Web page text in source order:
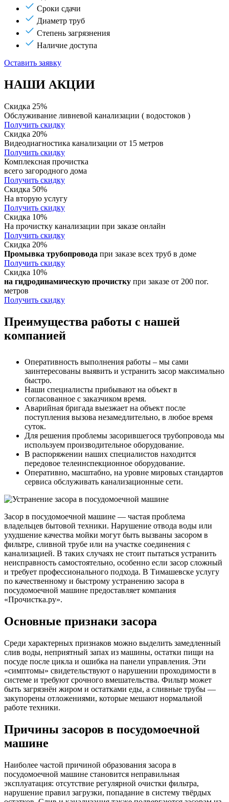
Сроки сдачи
Диаметр труб
Степень загрязнения
Наличие доступа
Оставить заявку
НАШИ АКЦИИ
Скидка 25%
Обслуживание ливневой канализации ( водостоков )
Получить скидку
Скидка 20%
Видеодиагностика канализации от 15 метров
Получить скидку
Комплексная прочистка
всего загородного дома
Получить скидку
Скидка 50%
На вторую услугу
Получить скидку
Скидка 10%
На прочистку канализации при заказе онлайн
Получить скидку
Скидка 20%
Промывка трубопровода при заказе всех труб в доме
Получить скидку
Скидка 10%
на гидродинамическую прочистку при заказе от 200 пог.
метров
Получить скидку
Преимущества работы с нашей
компанией
Оперативность выполнения работы – мы сами
заинтересованы выявить и устранить засор максимально
быстро.
Наши специалисты прибывают на объект в
согласованное с заказчиком время.
Аварийная бригада выезжает на объект после
поступления вызова незамедлительно, в любое время
суток.
Для решения проблемы засорившегося трубопровода мы
используем производительное оборудование.
В распоряжении наших специалистов находится
передовое телеинспекционное оборудование.
Оперативно, масштабно, на уровне мировых стандартов
сервиса обслуживать канализационные сети.
Засор в посудомоечной машине — частая проблема
владельцев бытовой техники. Нарушение отвода воды или
ухудшение качества мойки могут быть вызваны засором в
фильтре, сливной трубе или на участке соединения с
канализацией. В таких случаях не стоит пытаться устранить
неисправность самостоятельно, особенно если засор сложный
и требует профессионального подхода. В Тимашевске услугу
по качественному и быстрому устранению засора в
посудомоечной машине предоставляет компания
«Прочистка.ру».
Основные признаки засора
Среди характерных признаков можно выделить замедленный
слив воды, неприятный запах из машины, остатки пищи на
посуде после цикла и ошибка на панели управления. Эти
«симптомы» свидетельствуют о нарушении проходимости в
системе и требуют срочного вмешательства. Фильтр может
быть загрязнён жиром и остатками еды, а сливные трубы —
закупорены отложениями, которые мешают нормальной
работе техники.
Причины засоров в посудомоечной
машине
Наиболее частой причиной образования засора в
посудомоечной машине становится неправильная
эксплуатация: отсутствие регулярной очистки фильтра,
нарушение правил загрузки, попадание в систему твёрдых